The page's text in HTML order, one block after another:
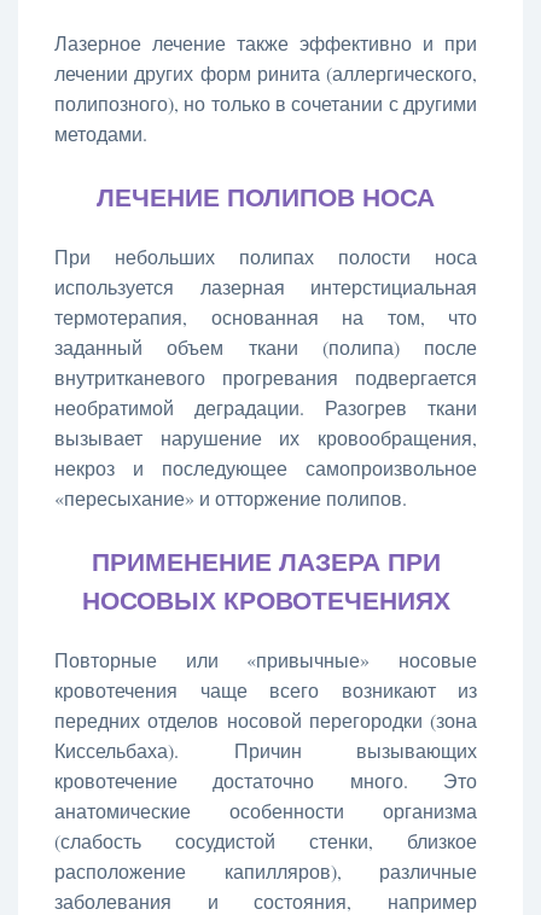
Лазерное лечение также эффективно и при
лечении других форм ринита (аллергического,
полипозного), но только в сочетании с другими
методами.
ЛЕЧЕНИЕ ПОЛИПОВ НОСА
При небольших полипах полости носа
используется лазерная интерстициальная
термотерапия, основанная на том, что
заданный объем ткани (полипа) после
внутритканевого прогревания подвергается
необратимой деградации. Разогрев ткани
вызывает нарушение их кровообращения,
некроз и последующее самопроизвольное
«пересыхание» и отторжение полипов.
ПРИМЕНЕНИЕ ЛАЗЕРА ПРИ
НОСОВЫХ КРОВОТЕЧЕНИЯХ
Повторные или «привычные» носовые
кровотечения чаще всего возникают из
передних отделов носовой перегородки (зона
Киссельбаха). Причин вызывающих
кровотечение достаточно много. Это
анатомические особенности организма
(слабость сосудистой стенки, близкое
расположение капилляров), различные
заболевания и состояния, например